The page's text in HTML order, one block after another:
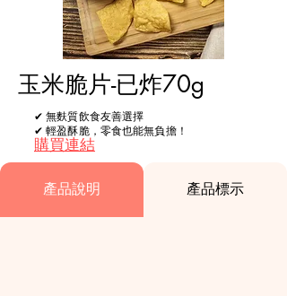
玉米脆片-已炸70g
✔ 無麩質飲食友善選擇
✔ 輕盈酥脆，零食也能無負擔！
購買連結
產品說明 產品標示